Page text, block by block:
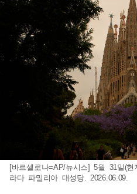
[바르셀로나=AP/뉴시스] 5월 31일(
라다 파밀리아 대성당. 2026.06.09.